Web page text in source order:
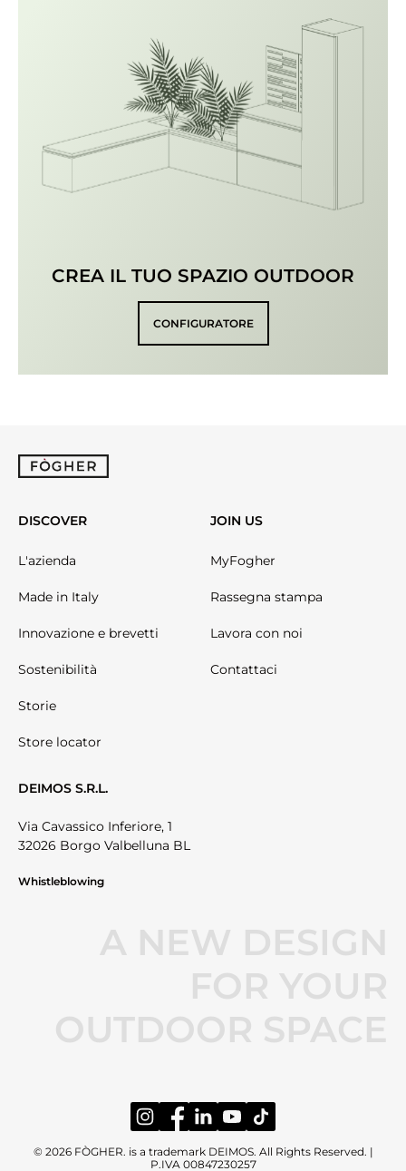
CREA IL TUO SPAZIO OUTDOOR
CONFIGURATORE
DISCOVER
L'azienda
Made in Italy
Innovazione e brevetti
Sostenibilità
Storie
Store locator
JOIN US
MyFogher
Rassegna stampa
Lavora con noi
Contattaci
DEIMOS S.R.L.
Via Cavassico Inferiore, 1
32026 Borgo Valbelluna BL
Whistleblowing
A NEW DESIGN
FOR YOUR
OUTDOOR SPACE
© 2026 FÒGHER. is a trademark DEIMOS. All Rights Reserved. |
P.IVA 00847230257